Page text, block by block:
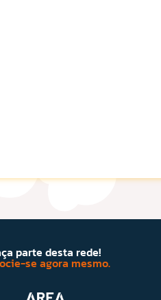
parte desta rede!
se agora mesmo.